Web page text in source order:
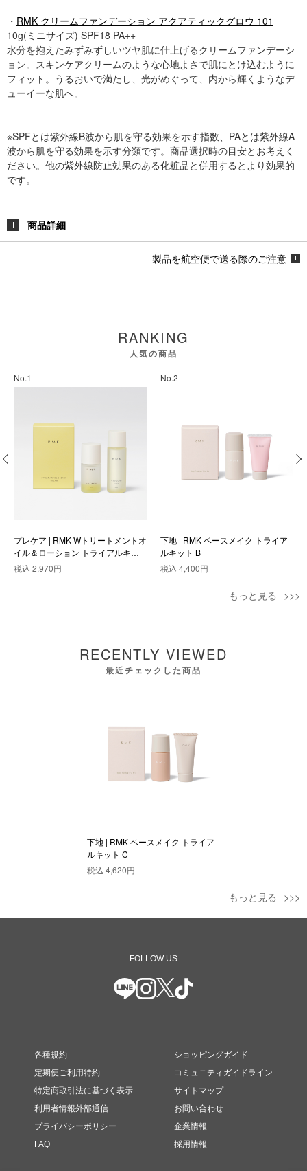
・ RMK クリームファンデーション アクアティックグロウ 101
10g(ミニサイズ) SPF18 PA++
水分を抱えたみずみずしいツヤ肌に仕上げるクリームファンデーシ
ョン。スキンケアクリームのような心地よさで肌にとけ込むように
フィット。うるおいで満たし、光がめぐって、内から輝くようなデ
ューイーな肌へ。
※SPFとは紫外線B波から肌を守る効果を示す指数、PAとは紫外線A
波から肌を守る効果を示す分類です。商品選択時の目安とお考えく
ださい。他の紫外線防止効果のある化粧品と併用するとより効果的
です。
商品詳細
製品を航空便で送る際のご注意
RANKING
人気の商品
No.1
プレケア | RMK Wトリートメントオ
イル＆ローション トライアルキッ
ト
税込 2,970円
No.2
下地 | RMK ベースメイク トライア
ルキット B
税込 4,400円
もっと見る
RECENTLY VIEWED
最近チェックした商品
下地 | RMK ベースメイク トライア
ルキット C
税込 4,620円
もっと見る
FOLLOW US
各種規約
定期便ご利用特約
特定商取引法に基づく表示
利用者情報外部通信
プライバシーポリシー
FAQ
ショッピングガイド
コミュニティガイドライン
サイトマップ
お問い合わせ
企業情報
採用情報